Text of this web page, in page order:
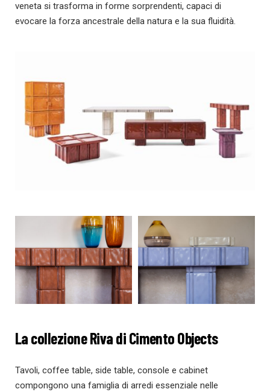
veneta si trasforma in forme sorprendenti, capaci di
evocare la forza ancestrale della natura e la sua fluidità.
La collezione Riva di Cimento Objects
Tavoli, coffee table, side table, console e cabinet
compongono una famiglia di arredi essenziale nelle